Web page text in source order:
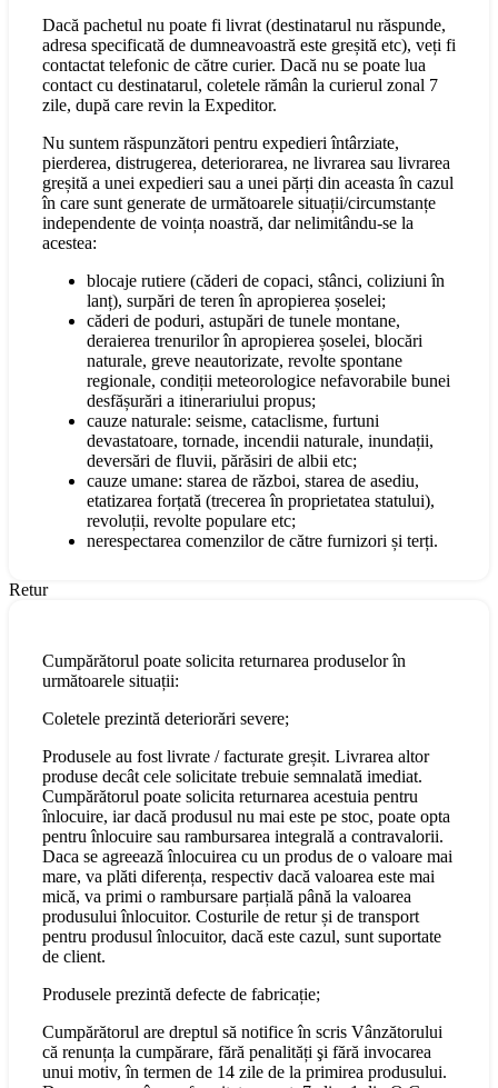
Dacă pachetul nu poate fi livrat (destinatarul nu răspunde,
adresa specificată de dumneavoastră este greșită etc), veți fi
contactat telefonic de către curier. Dacă nu se poate lua
contact cu destinatarul, coletele rămân la curierul zonal 7
zile, după care revin la Expeditor.
Nu suntem răspunzători pentru expedieri întârziate,
pierderea, distrugerea, deteriorarea, ne livrarea sau livrarea
greșită a unei expedieri sau a unei părți din aceasta în cazul
în care sunt generate de următoarele situații/circumstanțe
independente de voința noastră, dar nelimitându-se la
acestea:
blocaje rutiere (căderi de copaci, stânci, coliziuni în
lanț), surpări de teren în apropierea șoselei;
căderi de poduri, astupări de tunele montane,
deraierea trenurilor în apropierea șoselei, blocări
naturale, greve neautorizate, revolte spontane
regionale, condiții meteorologice nefavorabile bunei
desfășurări a itinerariului propus;
cauze naturale: seisme, cataclisme, furtuni
devastatoare, tornade, incendii naturale, inundații,
deversări de fluvii, părăsiri de albii etc;
cauze umane: starea de război, starea de asediu,
etatizarea forțată (trecerea în proprietatea statului),
revoluții, revolte populare etc;
nerespectarea comenzilor de către furnizori și terți.
Retur
Cumpărătorul poate solicita returnarea produselor în
următoarele situații:
Coletele prezintă deteriorări severe;
Produsele au fost livrate / facturate greșit. Livrarea altor
produse decât cele solicitate trebuie semnalată imediat.
Cumpărătorul poate solicita returnarea acestuia pentru
înlocuire, iar dacă produsul nu mai este pe stoc, poate opta
pentru înlocuire sau rambursarea integrală a contravalorii.
Daca se agreează înlocuirea cu un produs de o valoare mai
mare, va plăti diferența, respectiv dacă valoarea este mai
mică, va primi o rambursare parțială până la valoarea
produsului înlocuitor. Costurile de retur și de transport
pentru produsul înlocuitor, dacă este cazul, sunt suportate
de client.
Produsele prezintă defecte de fabricație;
Cumpărătorul are dreptul să notifice în scris Vânzătorului
că renunța la cumpărare, fără penalități şi fără invocarea
unui motiv, în termen de 14 zile de la primirea produsului.